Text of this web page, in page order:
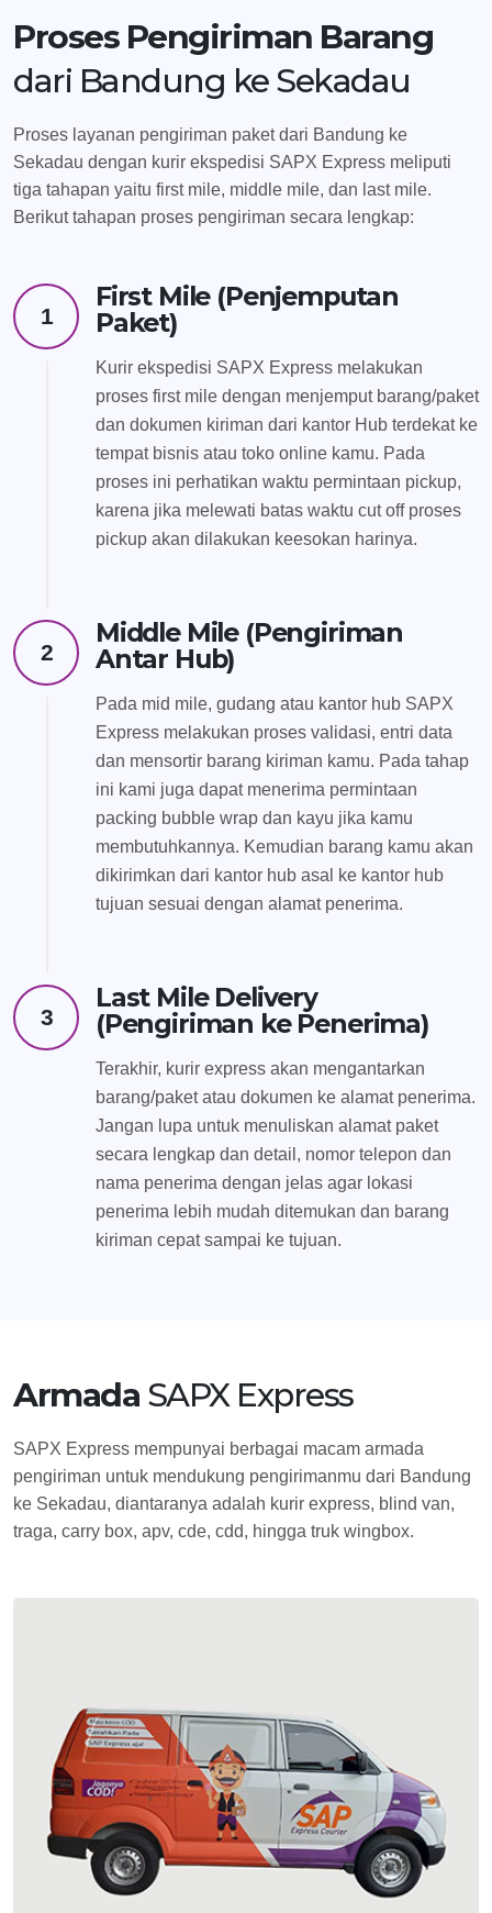
Proses Pengiriman Barang
dari Bandung ke Sekadau
Proses layanan pengiriman paket dari Bandung ke
Sekadau dengan kurir ekspedisi SAPX Express meliputi
tiga tahapan yaitu first mile, middle mile, dan last mile.
Berikut tahapan proses pengiriman secara lengkap:
1
First Mile (Penjemputan
Paket)
Kurir ekspedisi SAPX Express melakukan
proses first mile dengan menjemput barang/paket
dan dokumen kiriman dari kantor Hub terdekat ke
tempat bisnis atau toko online kamu. Pada
proses ini perhatikan waktu permintaan pickup,
karena jika melewati batas waktu cut off proses
pickup akan dilakukan keesokan harinya.
2
Middle Mile (Pengiriman
Antar Hub)
Pada mid mile, gudang atau kantor hub SAPX
Express melakukan proses validasi, entri data
dan mensortir barang kiriman kamu. Pada tahap
ini kami juga dapat menerima permintaan
packing bubble wrap dan kayu jika kamu
membutuhkannya. Kemudian barang kamu akan
dikirimkan dari kantor hub asal ke kantor hub
tujuan sesuai dengan alamat penerima.
3
Last Mile Delivery
(Pengiriman ke Penerima)
Terakhir, kurir express akan mengantarkan
barang/paket atau dokumen ke alamat penerima.
Jangan lupa untuk menuliskan alamat paket
secara lengkap dan detail, nomor telepon dan
nama penerima dengan jelas agar lokasi
penerima lebih mudah ditemukan dan barang
kiriman cepat sampai ke tujuan.
Armada SAPX Express
SAPX Express mempunyai berbagai macam armada
pengiriman untuk mendukung pengirimanmu dari Bandung
ke Sekadau, diantaranya adalah kurir express, blind van,
traga, carry box, apv, cde, cdd, hingga truk wingbox.